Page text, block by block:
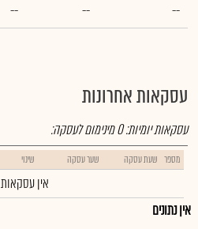
--
--
--
עסקאות אחרונות
עסקאות יומיות:0מינימום לעסקה:
מספר שעת עסקה שער עסקה שינוי
אין עסקאות
אין נתונים